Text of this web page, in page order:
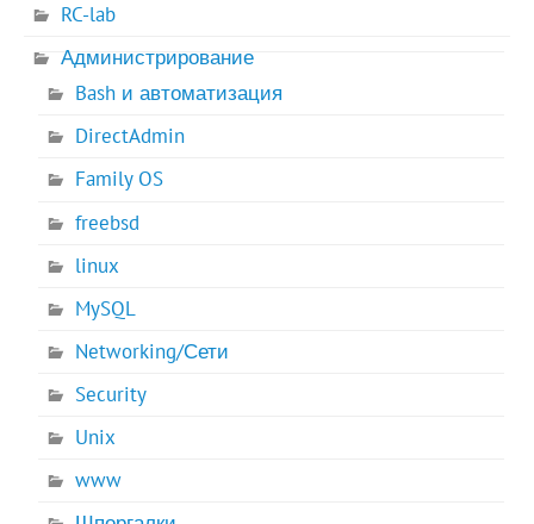
RC-lab
Администрирование
Bash и автоматизация
DirectAdmin
Family OS
freebsd
linux
MySQL
Networking/Сети
Security
Unix
www